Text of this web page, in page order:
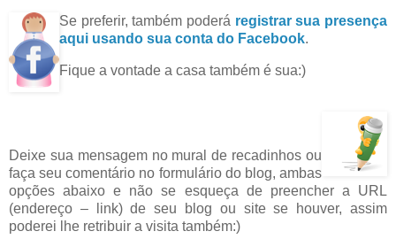
Se preferir, também poderá registrar sua presença
aqui usando sua conta do Facebook.
Fique a vontade a casa também é sua:)
Deixe sua mensagem no mural de recadinhos ou
faça seu comentário no formulário do blog, ambas
opções abaixo e não se esqueça de preencher a URL
(endereço – link) de seu blog ou site se houver, assim
poderei lhe retribuir a visita também:)